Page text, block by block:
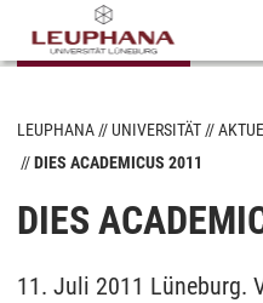
LEUPHANA UNIVERSITÄT
DIES ACADEMICUS 2011
DIES
11. Juli 2011 Lüneburg.